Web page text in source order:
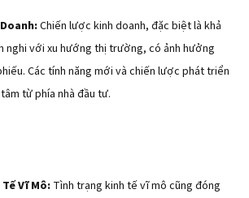
Chiến lược kinh doanh, đặc biệt là khả
nghi với xu hướng thị trường, có ảnh hưởng
Các tính năng mới và chiến lược phát triển
từ phía nhà đầu tư.
Vĩ Mô: Tình trạng kinh tế vĩ mô cũng đóng